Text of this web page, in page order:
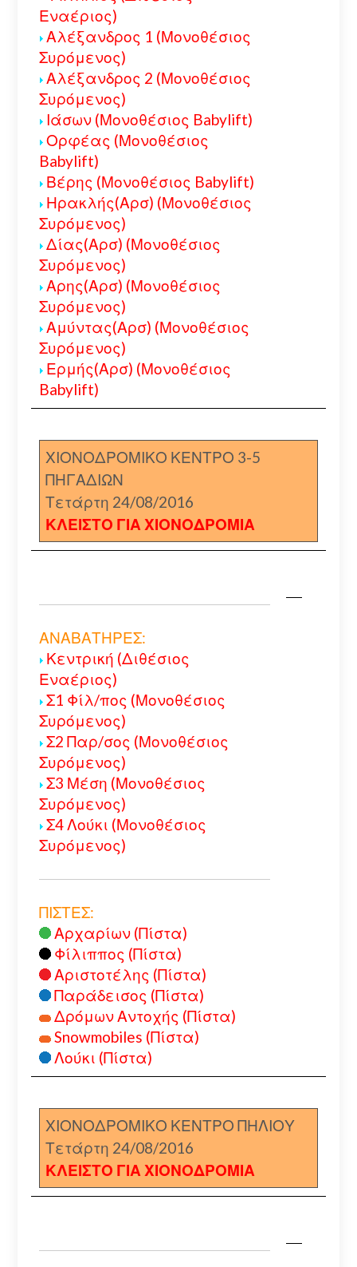
Εναέριος)
Αλέξανδρος 1 (Μονοθέσιος
Συρόμενος)
Αλέξανδρος 2 (Μονοθέσιος
Συρόμενος)
Ιάσων (Μονοθέσιος Babylift)
Ορφέας (Μονοθέσιος
Babylift)
Βέρης (Μονοθέσιος Babylift)
Ηρακλής(Αρσ) (Μονοθέσιος
Συρόμενος)
Δίας(Αρσ) (Μονοθέσιος
Συρόμενος)
Αρης(Αρσ) (Μονοθέσιος
Συρόμενος)
Αμύντας(Αρσ) (Μονοθέσιος
Συρόμενος)
Ερμής(Αρσ) (Μονοθέσιος
Babylift)
ΧΙΟΝΟΔΡΟΜΙΚΟ ΚΕΝΤΡΟ 3-5
ΠΗΓΑΔΙΩΝ
Τετάρτη 24/08/2016
ΚΛΕΙΣΤΟ ΓΙΑ ΧΙΟΝΟΔΡΟΜΙΑ
ΑΝΑΒΑΤΗΡΕΣ:
Κεντρική (Διθέσιος
Εναέριος)
Σ1 Φίλ/πος (Μονοθέσιος
Συρόμενος)
Σ2 Παρ/σος (Μονοθέσιος
Συρόμενος)
Σ3 Μέση (Μονοθέσιος
Συρόμενος)
Σ4 Λούκι (Μονοθέσιος
Συρόμενος)
ΠΙΣΤΕΣ:
Αρχαρίων (Πίστα)
Φίλιππος (Πίστα)
Αριστοτέλης (Πίστα)
Παράδεισος (Πίστα)
Δρόμων Αντοχής (Πίστα)
Snowmobiles (Πίστα)
Λούκι (Πίστα)
ΧΙΟΝΟΔΡΟΜΙΚΟ ΚΕΝΤΡΟ ΠΗΛΙΟΥ
Τετάρτη 24/08/2016
ΚΛΕΙΣΤΟ ΓΙΑ ΧΙΟΝΟΔΡΟΜΙΑ